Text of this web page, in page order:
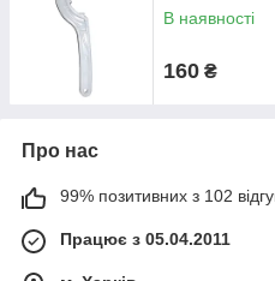
В наявності
160 ₴
Про нас
99% позитивних з 102
Працює з 05.04.2011